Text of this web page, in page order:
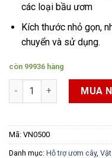
các loại bầu ươm
Kích thước nhỏ gọn,
chuyển và sử dụng.
còn 99936 hàng
50 Viên nén ươm hạt xơ
MUA
Mã: VN0500
Danh mục: Hỗ trợ ươm cây,